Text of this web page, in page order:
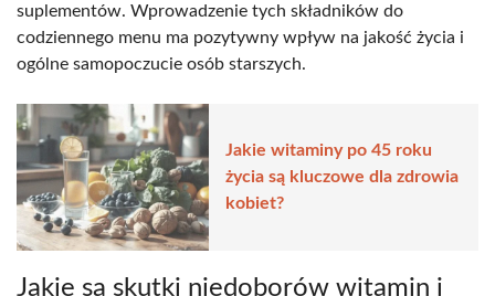
suplementów. Wprowadzenie tych składników do
codziennego menu ma pozytywny wpływ na jakość życia i
ogólne samopoczucie osób starszych.
Jakie witaminy po 45 roku
życia są kluczowe dla zdrowia
kobiet?
Jakie są skutki niedoborów witamin i